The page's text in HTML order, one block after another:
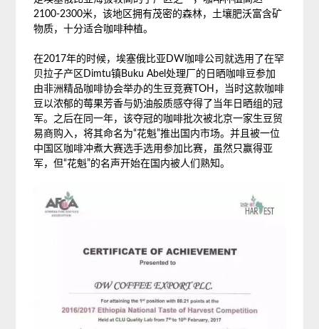
2100-2300米，该地区拥有茂密的森林，土壤肥沃富含矿
物质，十分适合咖啡种植。
在2017年的时候，埃塞俄比亚DW咖啡公司就选用了在罕
贝拉子产区Dimtu镇Buku Abel处理厂的日晒咖啡豆参加
由非洲精品咖啡协会举办的生豆竞赛TOH，当时这款咖啡
豆以浓郁的莓果芳香与奶油般质感夺得了当年日晒组的冠
军。之后在同一年，该夺冠的咖啡批次被北京一家生豆贸
易商购入，将其命名为“花魁”推出国内市场。并且被一位
中国区咖啡冲煮大赛选手选用参加比赛，虽然只赢得亚
军，但“花魁”的名声开始在国内被人们熟知。